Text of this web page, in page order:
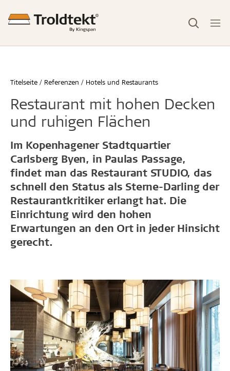
Titelseite Referenzen Hotels und Restaurants
Restaurant mit hohen Decken
und ruhigen Flächen
Im Kopenhagener Stadtquartier
Carlsberg Byen, in Paulas Passage,
findet man das Restaurant STUDIO, das
schnell den Status als Sterne-Darling der
Restaurantkritiker erlangt hat. Die
Einrichtung wird den hohen
Erwartungen an den Ort in jeder Hinsicht
gerecht.